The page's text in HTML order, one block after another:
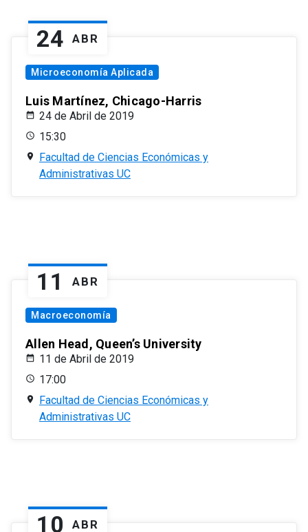
24 ABR
Microeconomía Aplicada
Luis Martínez, Chicago-Harris
24 de Abril de 2019
15:30
Facultad de Ciencias Económicas y
Administrativas UC
11 ABR
Macroeconomía
Allen Head, Queen’s University
11 de Abril de 2019
17:00
Facultad de Ciencias Económicas y
Administrativas UC
10 ABR